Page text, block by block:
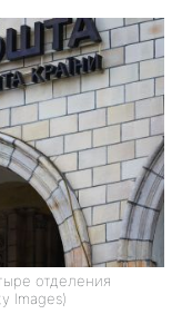
отделения
Images)